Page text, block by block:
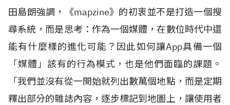
田島朗強調，《mapzine》的初衷並不是打造一個搜
尋系統，而是思考：作為一個媒體，在數位時代中還
能有什麼樣的進化可能？因此如何讓App具備一個
「媒體」該有的行為模式，也是他們面臨的課題。
「我們並沒有從一開始就列出數萬個地點，而是定期
釋出部分的雜誌內容，逐步標記到地圖上，讓使用者